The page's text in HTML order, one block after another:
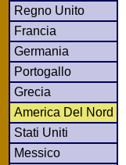
Regno Unito
Francia
Germania
Portogallo
Grecia
America Del Nord
Stati Uniti
Messico